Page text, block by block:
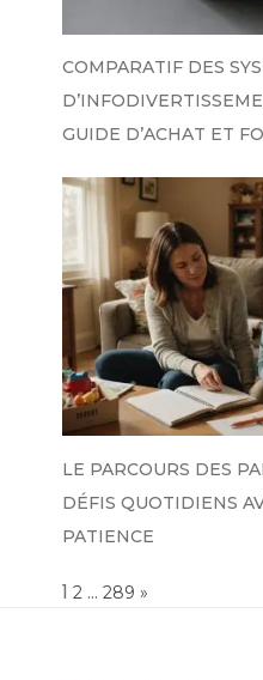
COMPARATIF DES
GUIDE D’ACHAT ET
LE PARCOURS DES
DÉFIS QUOTIDIENS
PATIENCE
Page:
1 2 … 289 NEXT
»